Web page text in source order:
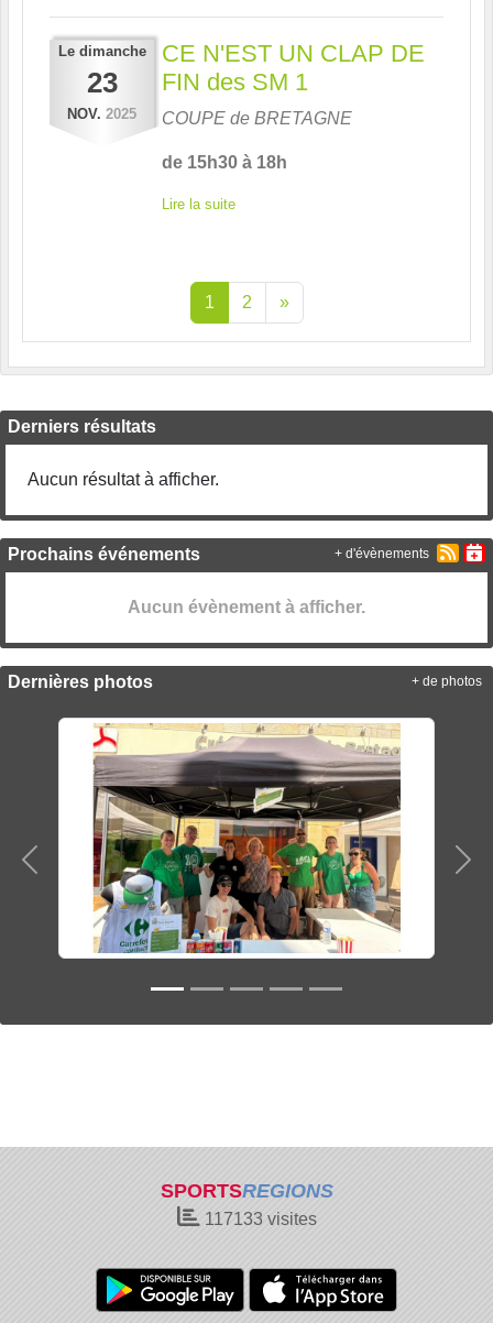
Le dimanche
23
NOV. 2025
CE N'EST UN CLAP DE
FIN des SM 1
COUPE de BRETAGNE
de 15h30 à 18h
Lire la suite
1 2 »
Derniers résultats
Aucun résultat à afficher.
Prochains événements
Aucun évènement à afficher.
+ d'évènements
Dernières photos
Précedent
+ de photos
SPORTSREGIONS
117133 visites